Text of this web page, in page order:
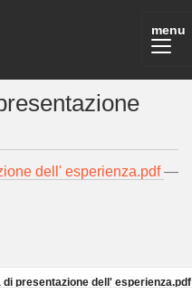
dell' esperienza.pdf—
presentazione dell' esperienza.pdf